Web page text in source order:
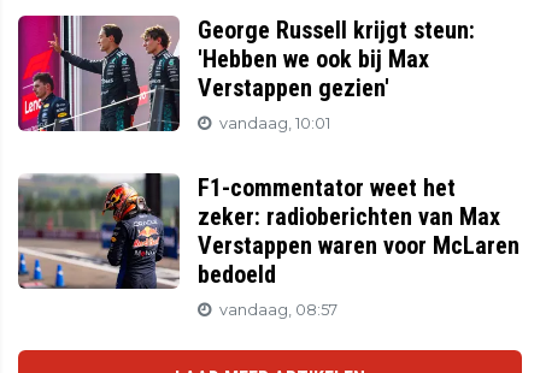
George Russell krijgt steun:
'Hebben we ook bij Max
Verstappen gezien'
vandaag, 10:01
F1-commentator weet het
zeker: radioberichten van Max
Verstappen waren voor McLaren
bedoeld
vandaag, 08:57